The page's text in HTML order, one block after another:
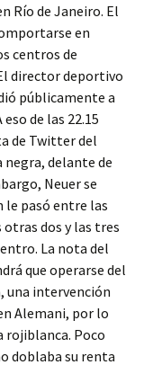
Río de Janeiro. El
en
centros de
director deportivo
públicamente a
de las 22.15
de Twitter del
delante de
Neuer se
le pasó entre las
otras dos y las tres
La nota del
que operarse del
una intervención
Alemani, por lo
rojiblanca. Poco
doblaba su renta